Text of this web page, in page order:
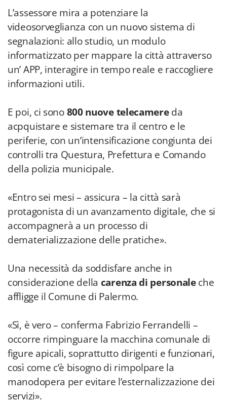
L’assessore mira a potenziare la
videosorveglianza con un nuovo sistema di
segnalazioni: allo studio, un modulo
informatizzato per mappare la città attraverso
un’ APP, interagire in tempo reale e raccogliere
informazioni utili.
E poi, ci sono800 nuove telecamereda
acpquistare e sistemare tra il centro e le
periferie, con un’intensificazione congiunta dei
controlli tra Questura, Prefettura e Comando
della polizia municipale.
«Entro sei mesi – assicura – la città sarà
protagonista di un avanzamento digitale, che si
accompagnerà a un processo di
dematerializzazione delle pratiche».
Una necessità da soddisfare anche in
considerazione della carenza di personaleche
affligge il Comune di Palermo.
«Sì, è vero – conferma Fabrizio Ferrandelli –
occorre rimpinguare la macchina comunale di
figure apicali, soprattutto dirigenti e funzionari,
così come c’è bisogno di rimpolpare la
manodopera per evitare l’esternalizzazione dei
servizi».